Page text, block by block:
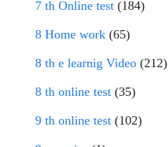
7 th Online test (184)
8 Home work (65)
8 th e learnig Video (212)
8 th online test (35)
9 th online test (102)